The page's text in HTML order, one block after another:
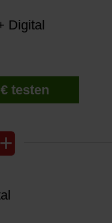
Digital
testen